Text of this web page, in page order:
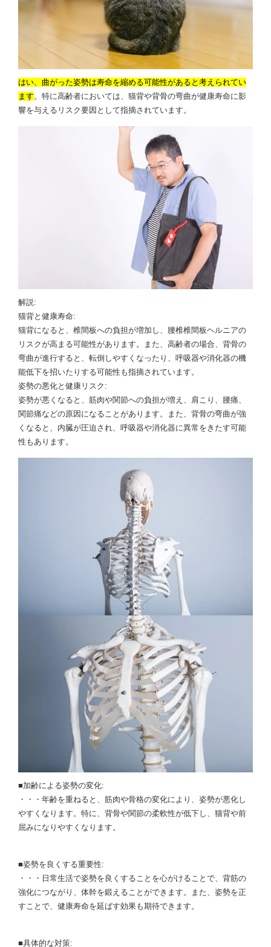
はい、曲がった姿勢は寿命を縮める可能性があると考えられてい
ます。 特に高齢者においては、猫背や背骨の弯曲が健康寿命に影
響を与えるリスク要因として指摘されています。
解説:
猫背と健康寿命:
猫背になると、椎間板への負担が増加し、腰椎椎間板ヘルニアの
リスクが高まる可能性があります。また、高齢者の場合、背骨の
弯曲が進行すると、転倒しやすくなったり、呼吸器や消化器の機
能低下を招いたりする可能性も指摘されています。
姿勢の悪化と健康リスク:
姿勢が悪くなると、筋肉や関節への負担が増え、肩こり、腰痛、
関節痛などの原因になることがあります。また、背骨の弯曲が強
くなると、内臓が圧迫され、呼吸器や消化器に異常をきたす可能
性もあります。
■加齢による姿勢の変化:
・・・年齢を重ねると、筋肉や骨格の変化により、姿勢が悪化し
やすくなります。特に、背骨や関節の柔軟性が低下し、猫背や前
屈みになりやすくなります。
■姿勢を良くする重要性:
・・・日常生活で姿勢を良くすることを心がけることで、背筋の
強化につながり、体幹を鍛えることができます。また、姿勢を正
すことで、健康寿命を延ばす効果も期待できます。
■具体的な対策: